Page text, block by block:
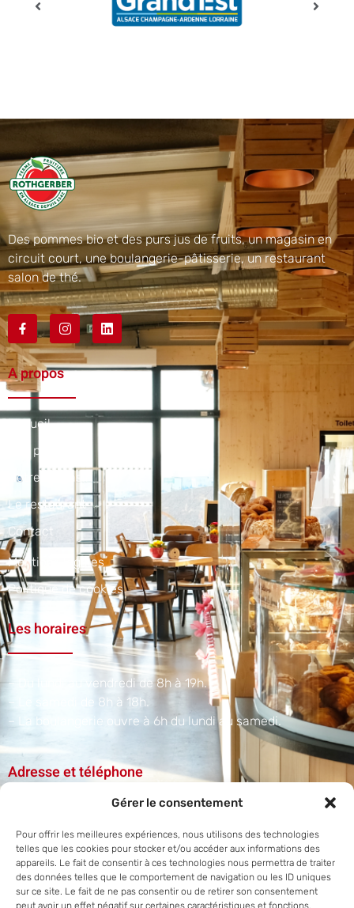
Gérer le consentement
Pour offrir les meilleures expériences, nous utilisons des technologies
telles que les cookies pour stocker et/ou accéder aux informations des
appareils. Le fait de consentir à ces technologies nous permettra de traiter
des données telles que le comportement de navigation ou les ID uniques
sur ce site. Le fait de ne pas consentir ou de retirer son consentement
peut avoir un effet négatif sur certaines caractéristiques et fonctions.
Des pommes bio et des purs jus de fruits, un magasin en
circuit court, une boulangerie-pâtisserie, un restaurant
salon de thé.
A propos
Accueil
Nos produits
Notre magasin
Le restaurant
Contact
Mentions légales
Politique de cookies
Les horaires
– Du lundi au vendredi de 8h à 19h.
– Le samedi de 8h à 18h.
– La boulangerie ouvre à 6h du lundi au samedi.​
Adresse et téléphone
+33 3 88 50 38 07